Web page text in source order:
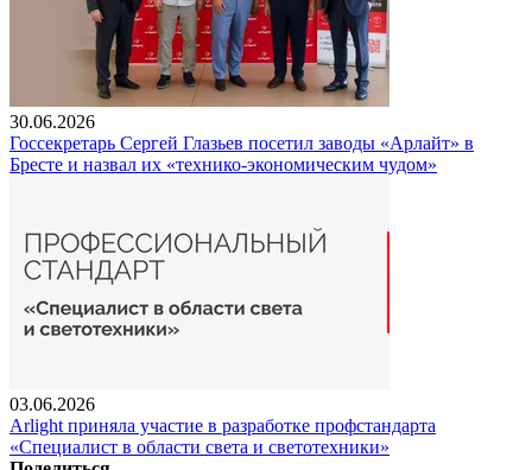
30.06.2026
Госсекретарь Сергей Глазьев посетил заводы «Арлайт» в
Бресте и назвал их «технико-экономическим чудом»
03.06.2026
Arlight приняла участие в разработке профстандарта
«Специалист в области света и светотехники»